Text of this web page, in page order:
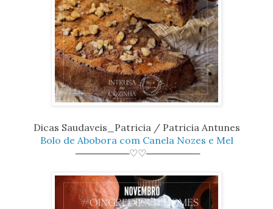
Dicas Saudaveis_Patricia / Patricia Antunes
Bolo de Abobora com Canela Nozes e Mel
────────♡♡────────